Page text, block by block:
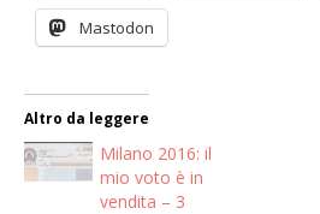
Mastodon
Altro da leggere
Milano 2016: il
mio voto è in
vendita – 3